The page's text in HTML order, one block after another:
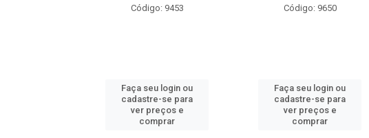
Código: 9453
Faça seu login ou
cadastre-se para
ver preços e
comprar
Código: 9650
Faça seu login ou
cadastre-se para
ver preços e
comprar